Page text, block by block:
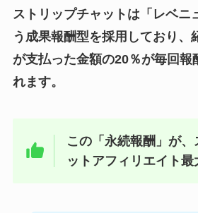
ストリップチャットは「レベニ
う成果報酬型を採用しており、
が支払った金額の20％が毎回報
れます。
この「永続報酬」が、
ットアフィリエイト最